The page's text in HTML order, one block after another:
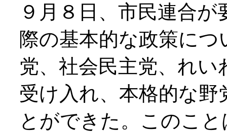
９月８日、市民連合
際の基本的な政策に
党、社会民主党、れ
受け入れ、本格的な
とができた。このこ